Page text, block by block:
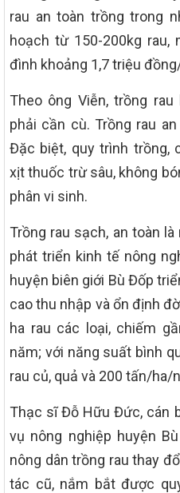
rau an toàn trồng trong
hoạch từ 150-200kg rau,
đình khoảng 1,7 triệu
Theo ông Viễn, trồng
phải cần cù. Trồng rau
Đặc biệt, quy trình trồng,
xịt thuốc trừ sâu, không
phân vi sinh.
Trồng rau sạch, an toàn
phát triển kinh tế nông
huyện biên giới Bù Đốp
cao thu nhập và ổn định
ha rau các loại, chiếm
năm; với năng suất bình
rau củ, quả và 200 tấn/ha/
Thạc sĩ Đỗ Hữu Đức, cán
vụ nông nghiệp huyện
nông dân trồng rau thay
tác cũ, nắm bắt được